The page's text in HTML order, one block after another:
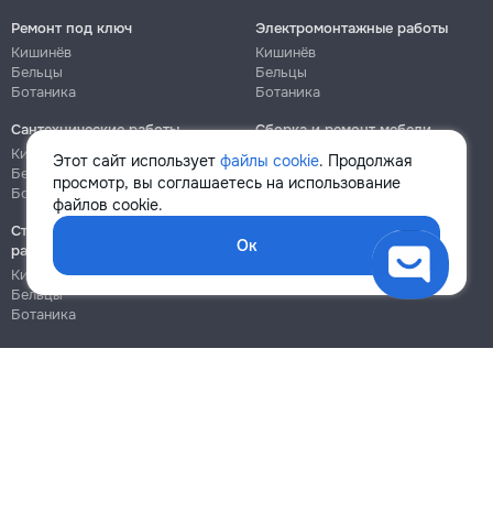
Этот сайт использует файлы cookie. Продолжая
просмотр, вы соглашаетесь на использование
файлов cookie.
Ок
Ремонт под ключ
Кишинёв
Бельцы
Ботаника
Электромонтажные работы
Кишинёв
Бельцы
Ботаника
Сантехнические работы
Кишинёв
Бельцы
Ботаника
Сборка и ремонт мебели
Кишинёв
Ботаника
Строительно-монтажные
работы
Кишинёв
Бельцы
Ботаника